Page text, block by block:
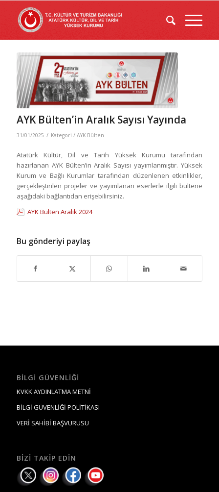
AYK Bülten’in Aralık Sayısı Yayında
31/01/2025 / Kategori / AYK Bülten
Atatürk Kültür, Dil ve Tarih Yüksek Kurumu tarafından
hazırlanan AYK Bülten’in Aralık Sayısı yayımlanmıştır. Yüksek
Kurum ve Bağlı Kurumlar tarafından düzenlenen etkinlikler,
gerçekleştirilen projeler ve yayımlanan eserlerle ilgili bültene
aşağıdaki bağlantıdan erişebilirsiniz.
AYK Bülten Aralık 2024
Bu gönderiyi paylaş
BILGI GÜVENLIĞI
KVKK AYDINLATMA METNİ
BİLGİ GÜVENLİĞİ POLİTİKASI
VERİ SAHİBİ BAŞVURUSU
BIZI TAKIP EDIN